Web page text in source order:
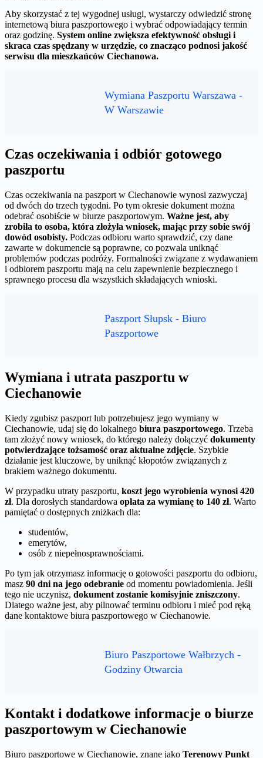
Aby skorzystać z tej wygodnej usługi, wystarczy odwiedzić stronę
internetową biura paszportowego i wybrać odpowiadający termin
oraz godzinę. System online zwiększa efektywność obsługi i
skraca czas spędzany w urzędzie, co znacząco podnosi jakość
serwisu dla mieszkańców Ciechanowa.
Wymiana Paszportu Warszawa -
W Warszawie
Czas oczekiwania i odbiór gotowego
paszportu
Czas oczekiwania na paszport w Ciechanowie wynosi zazwyczaj
od dwóch do trzech tygodni. Po tym okresie dokument można
odebrać osobiście w biurze paszportowym. Ważne jest, aby
zrobiła to osoba, która złożyła wniosek, mając przy sobie swój
dowód osobisty. Podczas odbioru warto sprawdzić, czy dane
zawarte w dokumencie są poprawne, co pozwala uniknąć
problemów podczas podróży. Formalności związane z wydawaniem
i odbiorem paszportu mają na celu zapewnienie bezpiecznego i
sprawnego procesu dla wszystkich składających wnioski.
Paszport Słupsk - Biuro
Paszportowe
Wymiana i utrata paszportu w
Ciechanowie
Kiedy zgubisz paszport lub potrzebujesz jego wymiany w
Ciechanowie, udaj się do lokalnego biura paszportowego. Trzeba
tam złożyć nowy wniosek, do którego należy dołączyć dokumenty
potwierdzające tożsamość oraz aktualne zdjęcie. Szybkie
działanie jest kluczowe, by uniknąć kłopotów związanych z
brakiem ważnego dokumentu.
W przypadku utraty paszportu, koszt jego wyrobienia wynosi 420
zł. Dla dorosłych standardowa opłata za wymianę to 140 zł. Warto
pamiętać o dostępnych zniżkach dla:
studentów,
emerytów,
osób z niepełnosprawnościami.
Po tym jak otrzymasz informację o gotowości paszportu do odbioru,
masz 90 dni na jego odebranie od momentu powiadomienia. Jeśli
tego nie uczynisz, dokument zostanie komisyjnie zniszczony.
Dlatego ważne jest, aby pilnować terminu odbioru i mieć pod ręką
dane kontaktowe biura paszportowego w Ciechanowie.
Biuro Paszportowe Wałbrzych -
Godziny Otwarcia
Kontakt i dodatkowe informacje o biurze
paszportowym w Ciechanowie
Biuro paszportowe w Ciechanowie, znane jako Terenowy Punkt